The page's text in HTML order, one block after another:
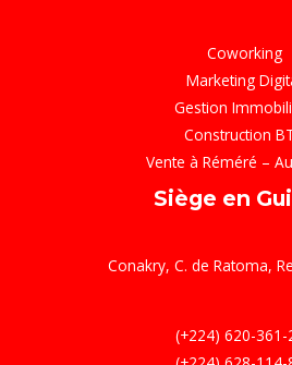
Coworking
Marketing
Gestion
Construction
Vente à Réméré –
Siège en
Conakry, C. de Ratoma,
(+224) 620-361-